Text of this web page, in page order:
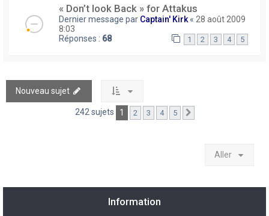
« Don’t look Back » for Attakus
Dernier message par Captain' Kirk « 28 août 2009
8:03
Réponses : 68 1 2 3 4 5
Nouveau sujet
242 sujets 1 2 3 4 5
Aller
Information